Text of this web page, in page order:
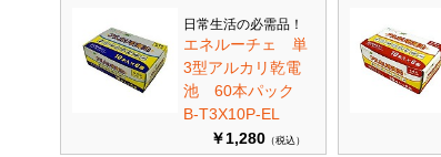
日常生活の必需品！
エネルーチェ 単
3型アルカリ乾電
池 60本パック
B-T3X10P-EL
￥1,280 （税込）